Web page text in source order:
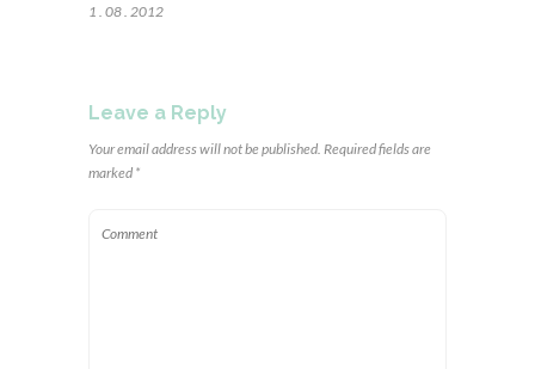
1 . 08 . 2012
Leave a Reply
Your email address will not be published. Required fields are
marked *